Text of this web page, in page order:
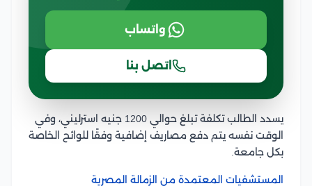
واتساب
اتصل بنا
يسدد الطالب تكلفة تبلغ حوالي 1200 جنيه استرليني، وفي
الوقت نفسه يتم دفع مصاريف إضافية وفقًا للوائح الخاصة
بكل جامعة.
المستشفيات المعتمدة من الزمالة المصرية